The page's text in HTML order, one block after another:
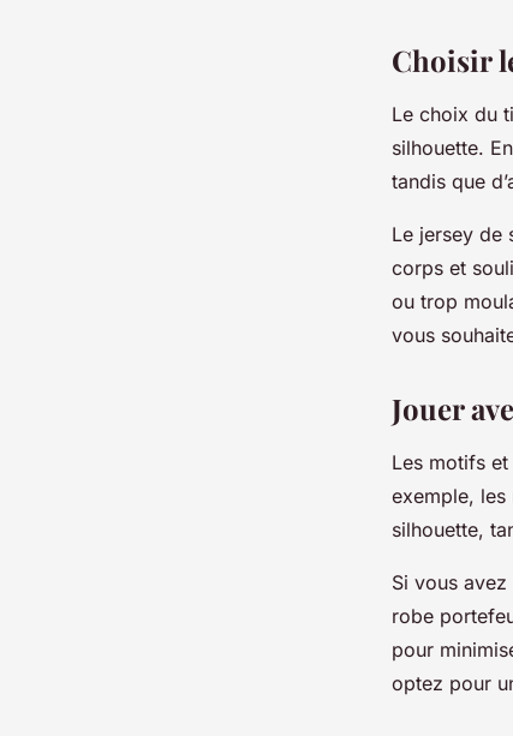
Choisir
Le choix du
silhouette.
tandis que
Le jersey de
corps et
ou trop
vous
Jouer
Les motifs
exemple, les
silhouette,
Si vous
robe
pour
optez pour